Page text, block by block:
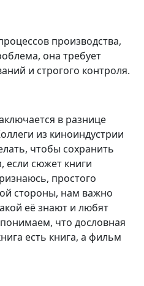
производства,
она требует
и строгого контроля.
в разнице
из киноиндустрии
чтобы сохранить
если сюжет книги
простого
стороны, нам важно
её знают и любят
что дословная
есть книга, а фильм